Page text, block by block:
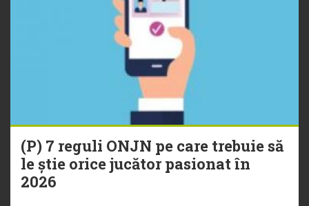
(P) 7 reguli ONJN pe care trebuie să
le știe orice jucător pasionat în
2026